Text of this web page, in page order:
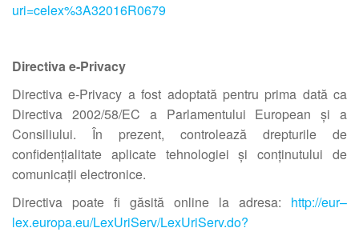
uri=celex%3A32016R0679
Directiva e-Privacy
Directiva e-Privacy a fost adoptată pentru prima dată ca
Directiva 2002/58/EC a Parlamentului European și a
Consiliului. În prezent, controlează drepturile de
confidențialitate aplicate tehnologiei și conținutului de
comunicații electronice.
Directiva poate fi găsită online la adresa: http://eur–
lex.europa.eu/LexUriServ/LexUriServ.do?